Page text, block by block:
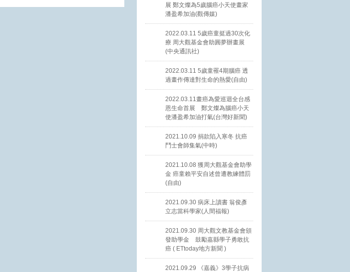
展 鄭文燦為5歲腦癌小天使畫家
潘盈希加油(觀傳媒)
2022.03.11 5歲癌童挺過30次化
療 周大觀基金會助圓夢辦畫展
(中央通訊社)
2022.03.11 5歲童罹4期腦癌 透
過畫作傳達對生命的熱愛(自由)
2022.03.11畫癌為愛巡迴全台感
恩生命首展 鄭文燦為腦癌小天
使潘盈希加油打氣(台灣好新聞)
2021.10.09 捐款陷入寒冬 抗癌
鬥士會師集氣(中時)
2021.10.08 獲周大觀基金會助學
金 癌童賴平安自述曾遭教練體罰
(自由)
2021.09.30 病床上讀書 翁俊彥
立志當科學家(人間福報)
2021.09.30 周大觀文教基金會頒
發助學金 鼓勵嘉縣學子勇敢抗
癌 ( ETtoday地方新聞 )
2021.09.29 《嘉義》3學子抗病